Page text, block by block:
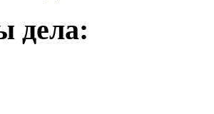
дела: